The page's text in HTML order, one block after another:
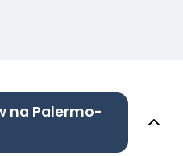
na Palermo-